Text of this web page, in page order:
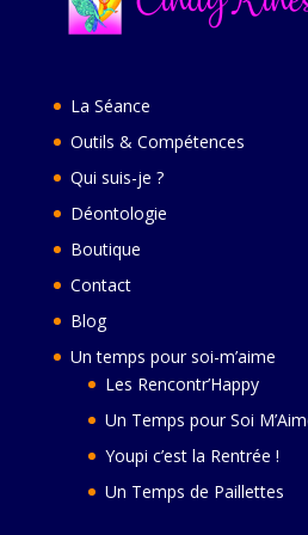
La Séance
Outils & Compétences
Qui suis-je ?
Déontologie
Boutique
Contact
Blog
Un temps pour soi-m’aime
Les Rencontr’Happy
Un Temps pour Soi
Youpi c’est la Rentrée !
Un Temps de Paillettes